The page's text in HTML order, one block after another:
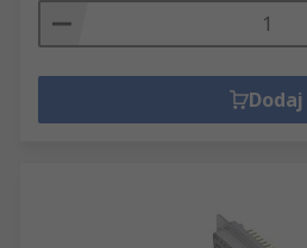
Dodaj